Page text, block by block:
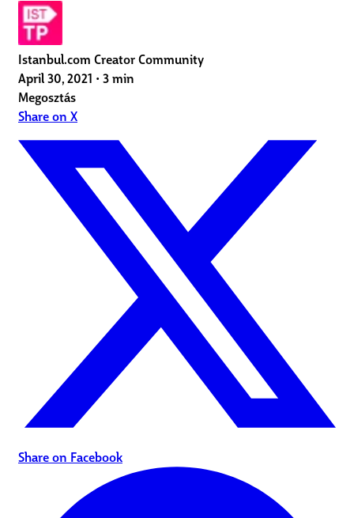
Istanbul.com Creator Community
April 30, 2021 • 3 min
Megosztás
Share on X
Share on Facebook